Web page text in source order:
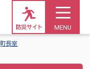
防災サイト MENU
町長室